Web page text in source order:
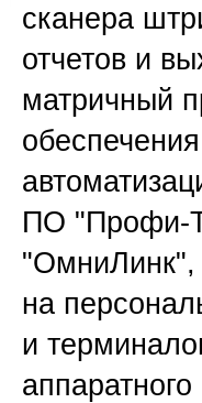
сканера
отчетов и
матричный
ПО "Профи-
на
и